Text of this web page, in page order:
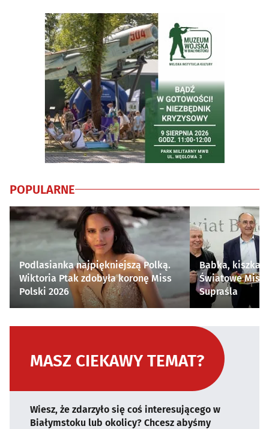
POPULARNE
Podlasianka najpiękniejszą Polką.
Wiktoria Ptak zdobyła koronę Miss
Polski 2026
Babka, kiszka i
Światowe
Supraśla
MASZ CIEKAWY TEMAT?
Wiesz, że zdarzyło się coś interesującego w
Białymstoku lub okolicy? Chcesz abyśmy